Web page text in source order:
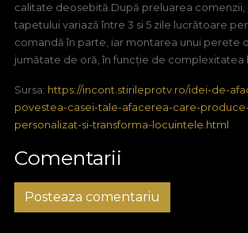
calitate deosebită.După preluarea
tapetului variază între 3 si 5 zile lucrătoare
comandă în parte, iar montarea unui perete
jumătate de oră, în funcție de complexitatea
Sursa: https://incont.stirileprotv.ro/idei-de-
povestea-casei-tale-afacerea-care-
personalizat-si-transforma-locuintele.html
Comentarii
Posteaza comentariu